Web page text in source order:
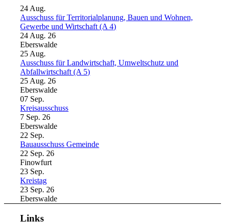
24 Aug.
Ausschuss für Territorialplanung, Bauen und Wohnen,
Gewerbe und Wirtschaft (A 4)
24 Aug. 26
Eberswalde
25 Aug.
Ausschuss für Landwirtschaft, Umweltschutz und
Abfallwirtschaft (A 5)
25 Aug. 26
Eberswalde
07 Sep.
Kreisausschuss
7 Sep. 26
Eberswalde
22 Sep.
Bauausschuss Gemeinde
22 Sep. 26
Finowfurt
23 Sep.
Kreistag
23 Sep. 26
Eberswalde
Links